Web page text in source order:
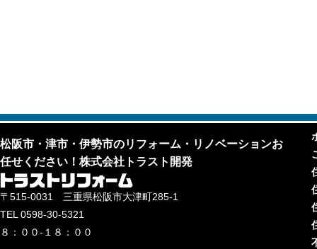
松阪市・津市・伊勢市のリフォーム・リノベーションお
任せください！株式会社トラスト開発
〒515-0031 三重県松阪市大津町285-1
TEL 0598-30-5321
８：００-１８：００